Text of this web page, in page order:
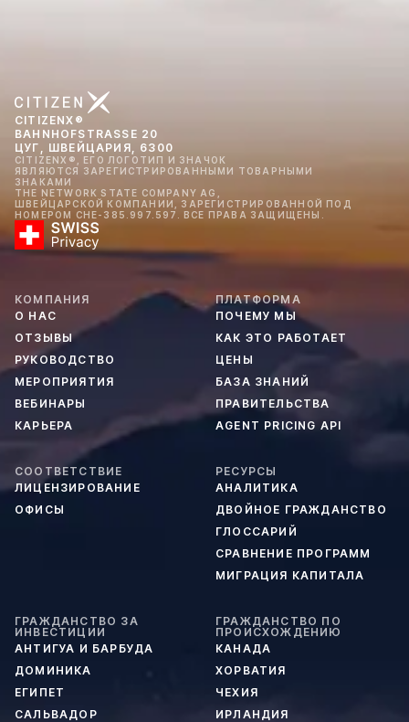
CITIZENX®
BAHNHOFSTRASSE 20
ЦУГ, ШВЕЙЦАРИЯ, 6300
CITIZENX®, ЕГО ЛОГОТИП И ЗНАЧОК
ЯВЛЯЮТСЯ ЗАРЕГИСТРИРОВАННЫМИ ТОВАРНЫМИ
ЗНАКАМИ
THE NETWORK STATE COMPANY AG,
ШВЕЙЦАРСКОЙ КОМПАНИИ, ЗАРЕГИСТРИРОВАННОЙ ПОД
НОМЕРОМ CHE-385.997.597. ВСЕ ПРАВА ЗАЩИЩЕНЫ.
КОМПАНИЯ
О НАС
ОТЗЫВЫ
РУКОВОДСТВО
МЕРОПРИЯТИЯ
ВЕБИНАРЫ
КАРЬЕРА
ПЛАТФОРМА
ПОЧЕМУ МЫ
КАК ЭТО РАБОТАЕТ
ЦЕНЫ
БАЗА ЗНАНИЙ
ПРАВИТЕЛЬСТВА
AGENT PRICING API
СООТВЕТСТВИЕ
ЛИЦЕНЗИРОВАНИЕ
ОФИСЫ
РЕСУРСЫ
АНАЛИТИКА
ДВОЙНОЕ ГРАЖДАНСТВО
ГЛОССАРИЙ
СРАВНЕНИЕ ПРОГРАММ
МИГРАЦИЯ КАПИТАЛА
ГРАЖДАНСТВО ЗА
ИНВЕСТИЦИИ
АНТИГУА И БАРБУДА
ДОМИНИКА
ЕГИПЕТ
САЛЬВАДОР
ГРАЖДАНСТВО ПО
ПРОИСХОЖДЕНИЮ
КАНАДА
ХОРВАТИЯ
ЧЕХИЯ
ИРЛАНДИЯ